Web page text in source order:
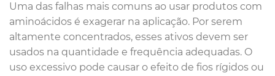
Uma das falhas mais comuns ao usar produtos com
aminoácidos é exagerar na aplicação. Por serem
altamente concentrados, esses ativos devem ser
usados na quantidade e frequência adequadas. O
uso excessivo pode causar o efeito de fios rígidos ou